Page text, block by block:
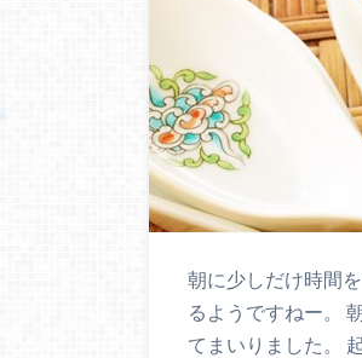
朝に少しだけ時間
るようですねー。
てまいりました。